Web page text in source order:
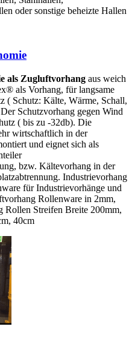
oder sonstige beheizte Hallen
als Zugluftvorhang aus weich
als Vorhang, für langsame
( Schutz: Kälte, Wärme, Schall,
Schutzvorhang gegen Wind
( bis zu -32db). Die
wirtschaftlich in der
und eignet sich als
bzw. Kältevorhang in der
Industrievorhang
für Industrievorhänge und
Rollenware in 2mm,
Rollen Streifen Breite 200mm,
40cm